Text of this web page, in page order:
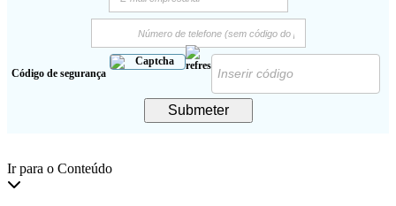
Código de segurança
Submeter
Ir para o Conteúdo